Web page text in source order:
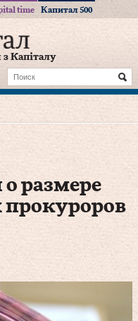
time Капитал 500
з Капіталу
размере
прокуроров